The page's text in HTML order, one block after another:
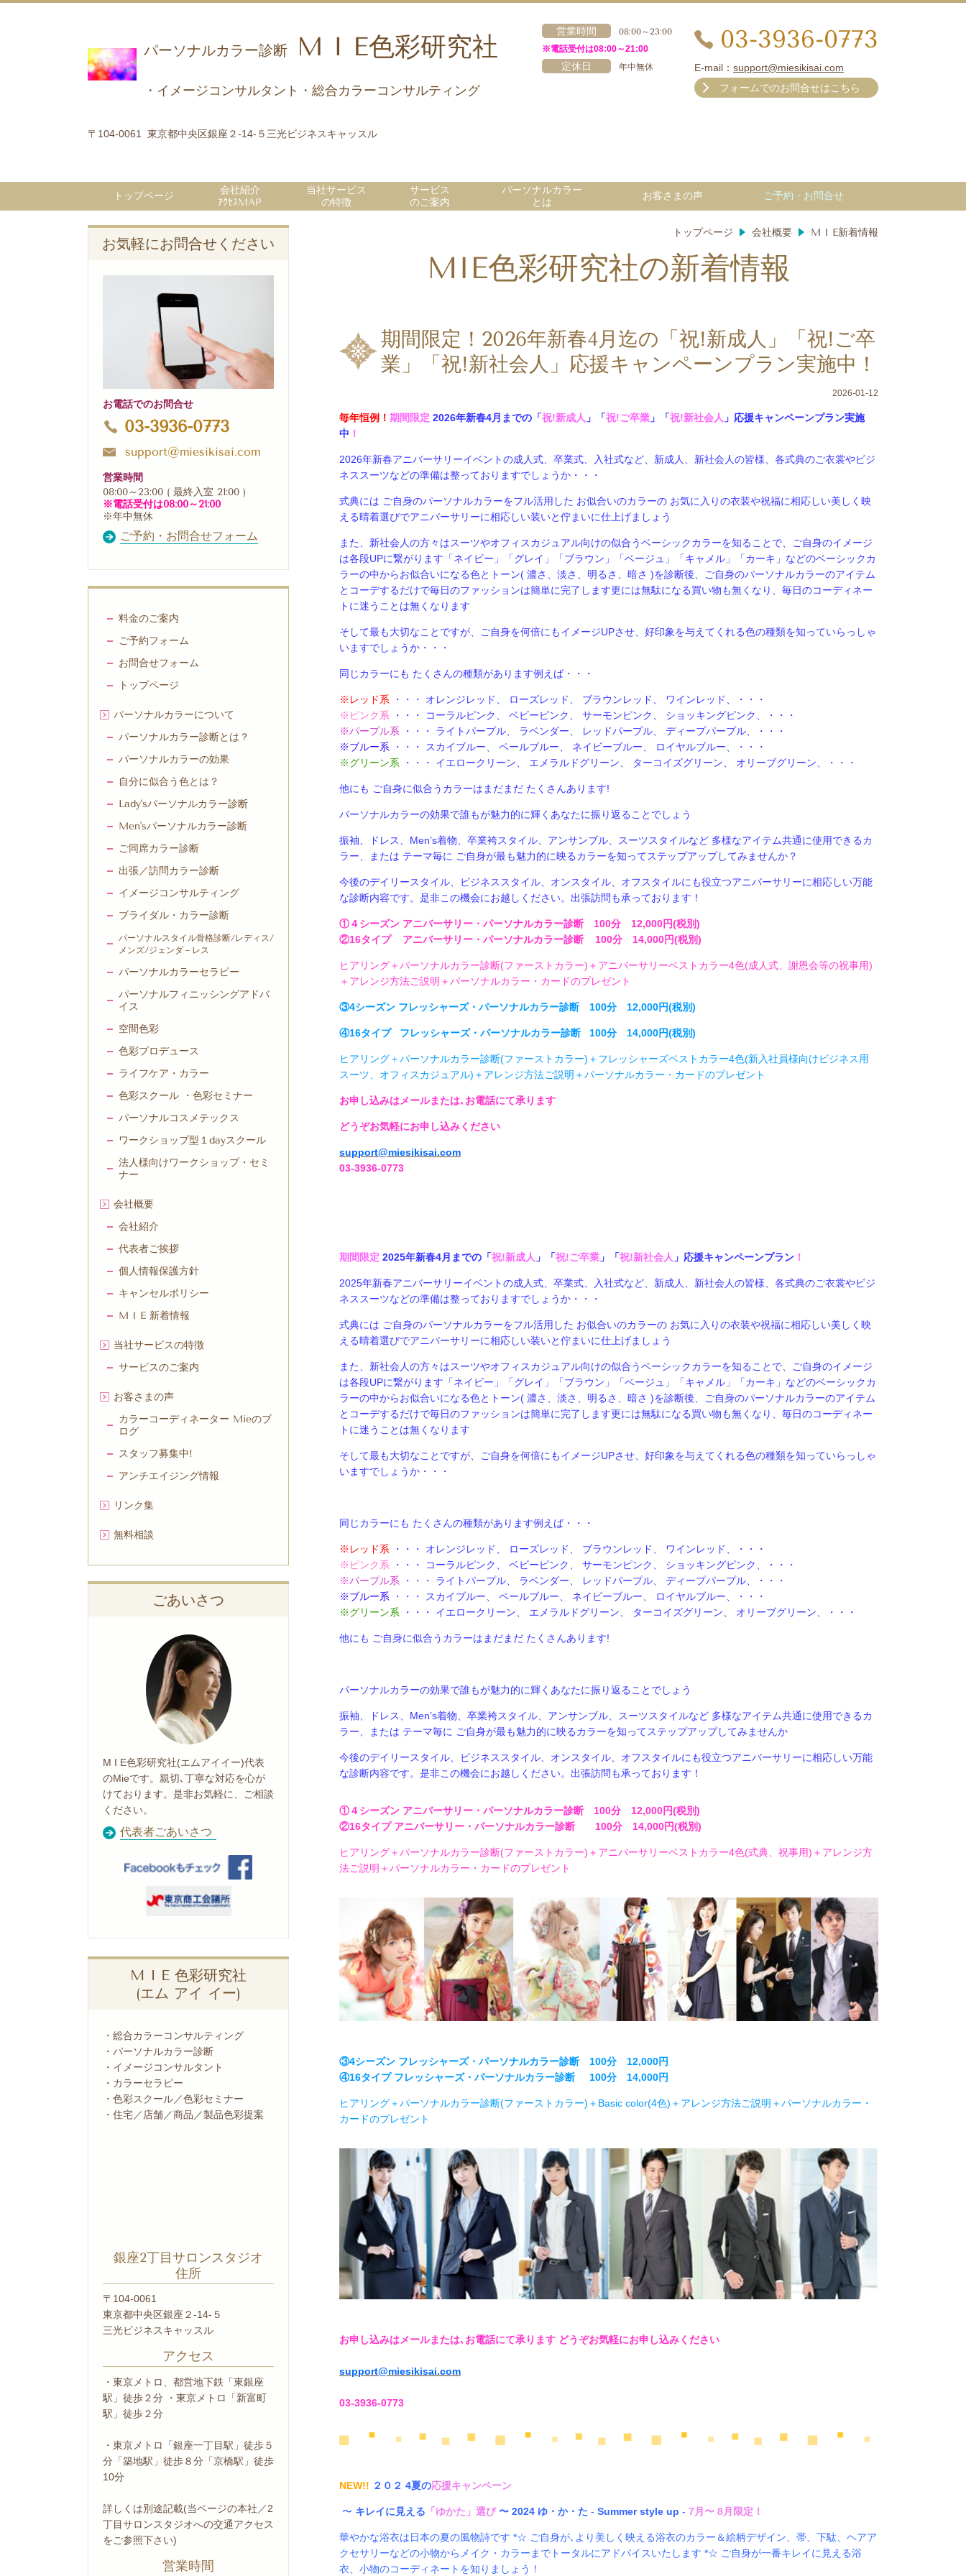
パーソナルカラー診断 M I E色彩研究社
・イメージコンサルタント・総合カラーコンサルティング
〒104-0061 東京都中央区銀座２‐14‐５三光ビジネスキャッスル
営業時間
08:00～23:00
※電話受付は08:00～21:00
定休日 年中無休
03-3936-0773
E-mail： support@miesikisai.com
フォームでのお問合せはこちら
トップページ
会社紹介
ｱｸｾｽMAP
当社サービス
の特徴
サービス
のご案内
パーソナルカラー
とは
お客さまの声 ご予約・お問合せ
トップページ 会社概要 M I E新着情報
MIE色彩研究社の新着情報
期間限定！2026年新春4月迄の「祝!新成人」「祝!ご卒
業」「祝!新社会人」応援キャンペーンプラン実施中！
2026-01-12
毎年恒例！ 期間限定 2026年新春4月までの「祝!新成人 」「祝!ご卒業 」「祝!新社会人 」応援キャンペーンプラン実施
中 ！
2026年新春アニバーサリーイベントの成人式、卒業式、入社式など、新成人、新社会人の皆様、各式典のご衣裳やビジ
ネススーツなどの準備は整っておりますでしょうか・・・
式典には ご自身のパーソナルカラーをフル活用した お似合いのカラーの お気に入りの衣装や祝福に相応しい美しく映
える晴着選びでアニバーサリーに相応しい装いと佇まいに仕上げましょう
また、新社会人の方々はスーツやオフィスカジュアル向けの似合うベーシックカラーを知ることで、ご自身のイメージ
は各段UPに繋がります「ネイビー」「グレイ」「ブラウン」「ベージュ」「キャメル」「カーキ」などのベーシックカ
ラーの中からお似合いになる色とトーン( 濃さ、淡さ、明るさ、暗さ )を診断後、ご自身のパーソナルカラーのアイテム
とコーデするだけで毎日のファッションは簡単に完了します更には無駄になる買い物も無くなり、毎日のコーディネー
トに迷うことは無くなります
そして最も大切なことですが、ご自身を何倍にもイメージUPさせ、好印象を与えてくれる色の種類を知っていらっしゃ
いますでしょうか・・・
同じカラーにも たくさんの種類があります例えば・・・
※レッド系 ・・・ オレンジレッド、 ローズレッド、 ブラウンレッド、 ワインレッド、・・・
※ピンク系 ・・・ コーラルピンク、 ベビーピンク、 サーモンピンク、 ショッキングピンク、・・・
※パープル系 ・・・ ライトパープル、 ラベンダー、 レッドパープル、 ディープパープル、・・・
※ブルー系 ・・・ スカイブルー、 ペールブルー、 ネイビーブルー、 ロイヤルブルー、・・・
※グリーン系 ・・・ イエロークリーン、 エメラルドグリーン、 ターコイズグリーン、 オリーブグリーン、・・・
他にも ご自身に似合うカラーはまだまだ たくさんあります!
パーソナルカラーの効果で誰もが魅力的に輝くあなたに振り返ることでしょう
振袖、ドレス、Men’s着物、卒業袴スタイル、アンサンブル、スーツスタイルなど 多様なアイテム共通に使用できるカ
ラー、または テーマ毎に ご自身が最も魅力的に映るカラーを知ってステップアップしてみませんか？
今後のデイリースタイル、ビジネススタイル、オンスタイル、オフスタイルにも役立つアニバーサリーに相応しい万能
な診断内容です。是非この機会にお越しください。出張訪問も承っております！
①４シーズン アニバーサリー・パーソナルカラー診断 100分 12,000円(税別)
②16タイプ アニバーサリー・パーソナルカラー診断 100分 14,000円(税別)
ヒアリング＋パーソナルカラー診断(ファーストカラー)＋アニバーサリーベストカラー4色(成人式、謝恩会等の祝事用)
＋アレンジ方法ご説明＋パーソナルカラー・カードのプレゼント
③4シーズン フレッシャーズ・パーソナルカラー診断 100分 12,000円(税別)
④16タイプ フレッシャーズ・パーソナルカラー診断 100分 14,000円(税別)
ヒアリング＋パーソナルカラー診断(ファーストカラー)＋フレッシャーズベストカラー4色(新入社員様向けビジネス用
スーツ、オフィスカジュアル)＋アレンジ方法ご説明＋パーソナルカラー・カードのプレゼント
お申し込みはメールまたは､お電話にて承ります
どうぞお気軽にお申し込みください
support@miesikisai.com
03-3936-0773
期間限定 2025年新春4月までの「祝!新成人 」「祝!ご卒業 」「祝!新社会人 」応援キャンペーンプラン ！
2025年新春アニバーサリーイベントの成人式、卒業式、入社式など、新成人、新社会人の皆様、各式典のご衣裳やビジ
ネススーツなどの準備は整っておりますでしょうか・・・
式典には ご自身のパーソナルカラーをフル活用した お似合いのカラーの お気に入りの衣装や祝福に相応しい美しく映
える晴着選びでアニバーサリーに相応しい装いと佇まいに仕上げましょう
また、新社会人の方々はスーツやオフィスカジュアル向けの似合うベーシックカラーを知ることで、ご自身のイメージ
は各段UPに繋がります「ネイビー」「グレイ」「ブラウン」「ベージュ」「キャメル」「カーキ」などのベーシックカ
ラーの中からお似合いになる色とトーン( 濃さ、淡さ、明るさ、暗さ )を診断後、ご自身のパーソナルカラーのアイテム
とコーデするだけで毎日のファッションは簡単に完了します更には無駄になる買い物も無くなり、毎日のコーディネー
トに迷うことは無くなります
そして最も大切なことですが、ご自身を何倍にもイメージUPさせ、好印象を与えてくれる色の種類を知っていらっしゃ
いますでしょうか・・・
同じカラーにも たくさんの種類があります例えば・・・
※レッド系 ・・・ オレンジレッド、 ローズレッド、 ブラウンレッド、 ワインレッド、・・・
※ピンク系 ・・・ コーラルピンク、 ベビーピンク、 サーモンピンク、 ショッキングピンク、・・・
※パープル系 ・・・ ライトパープル、 ラベンダー、 レッドパープル、 ディープパープル、・・・
※ブルー系 ・・・ スカイブルー、 ペールブルー、 ネイビーブルー、 ロイヤルブルー、・・・
※グリーン系 ・・・ イエロークリーン、 エメラルドグリーン、 ターコイズグリーン、 オリーブグリーン、・・・
他にも ご自身に似合うカラーはまだまだ たくさんあります!
パーソナルカラーの効果で誰もが魅力的に輝くあなたに振り返ることでしょう
振袖、ドレス、Men’s着物、卒業袴スタイル、アンサンブル、スーツスタイルなど 多様なアイテム共通に使用できるカ
ラー、または テーマ毎に ご自身が最も魅力的に映るカラーを知ってステップアップしてみませんか
今後のデイリースタイル、ビジネススタイル、オンスタイル、オフスタイルにも役立つアニバーサリーに相応しい万能
な診断内容です。是非この機会にお越しください。出張訪問も承っております！
①４シーズン アニバーサリー・パーソナルカラー診断 100分 12,000円(税別)
②16タイプ アニバーサリー・パーソナルカラー診断 100分 14,000円(税別)
ヒアリング＋パーソナルカラー診断(ファーストカラー)＋アニバーサリーベストカラー4色(式典、祝事用)＋アレンジ方
法ご説明＋パーソナルカラー・カードのプレゼント
③4シーズン フレッシャーズ・パーソナルカラー診断 100分 12,000円
④16タイプ フレッシャーズ・パーソナルカラー診断 100分 14,000円
ヒアリング＋パーソナルカラー診断(ファーストカラー)＋Basic color(4色)＋アレンジ方法ご説明＋パーソナルカラー・
カードのプレゼント
お申し込みはメールまたは､お電話にて承ります どうぞお気軽にお申し込みください
support@miesikisai.com
03-3936-0773
NEW!! ２０２ 4夏の応援キャンペーン
〜 キレイに見える 「ゆかた」選び〜 2024 ゆ・か・た - Summer style up - 7月〜 8月限定！
華やかな浴衣は日本の夏の風物詩です *☆ ご自身が､より美しく映える浴衣のカラー＆絵柄デザイン、帯、下駄、ヘアア
クセサリーなどの小物からメイク・カラーまでトータルにアドバイスいたします *☆ ご自身が一番キレイに見える浴
衣、小物のコーディネートを知りましょう！
お気軽にお問合せください
お電話でのお問合せ
03-3936-0773
support@miesikisai.com
営業時間
08:00～23:00 ( 最終入室 21:00 )
※電話受付は08:00～21:00
※年中無休
ご予約・お問合せフォーム
料金のご案内
ご予約フォーム
お問合せフォーム
トップページ
パーソナルカラーについて
パーソナルカラー診断とは？
パーソナルカラーの効果
自分に似合う色とは？
Lady'sパーソナルカラー診断
Men'sパーソナルカラー診断
ご同席カラー診断
出張／訪問カラー診断
イメージコンサルティング
ブライダル・カラー診断
パーソナルスタイル骨格診断/レディス/
メンズ/ジェンダ－レス
パーソナルカラーセラピー
パーソナルフィニッシングアドバ
イス
空間色彩
色彩プロデュース
ライフケア・カラー
色彩スクール ・色彩セミナー
パーソナルコスメテックス
ワークショップ型１dayスクール
法人様向けワークショップ・セミ
ナー
会社概要
会社紹介
代表者ご挨拶
個人情報保護方針
キャンセルポリシー
M I E 新着情報
当社サービスの特徴
サービスのご案内
お客さまの声
カラーコーディネーター Mieのブ
ログ
スタッフ募集中!
アンチエイジング情報
リンク集
無料相談
ごあいさつ
M I E色彩研究社(エムアイイー)代表
のMieです。親切､丁寧な対応を心が
けております。是非お気軽に、ご相談
ください。
代表者ごあいさつ
M I E 色彩研究社
(エム アイ イー)
・総合カラーコンサルティング
・パーソナルカラー診断
・イメージコンサルタント
・カラーセラピー
・色彩スクール／色彩セミナー
・住宅／店舗／商品／製品色彩提案
銀座2丁目サロンスタジオ
住所
〒104-0061
東京都中央区銀座２‐14‐５
三光ビジネスキャッスル
アクセス
・東京メトロ、都営地下鉄「東銀座
駅」徒歩２分 ・東京メトロ「新富町
駅」徒歩２分
・東京メトロ「銀座一丁目駅」徒歩５
分「築地駅」徒歩８分「京橋駅」徒歩
10分
詳しくは別途記載(当ページの本社／2
丁目サロンスタジオへの交通アクセス
をご参照下さい)
営業時間